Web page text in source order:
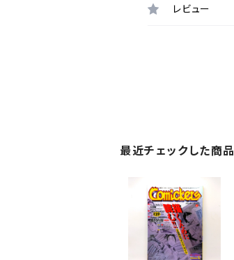
レビュー
最近チェックした商品